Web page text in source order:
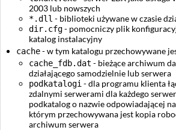
2003 lub nowszych
*.dll - biblioteki używane w czasie
dir.cfg- pomocniczy plik
katalog instalacyjny
cache- w tym katalogu przechowywane
cache_fdb.dat - bieżące archiwum
działającego samodzielnie lub serwera
podkatalogi - dla programu klienta
zdalnymi serwerami dla każdego
podkatalog o nazwie odpowiadającej
którym przechowywana jest kopia
archiwum serwera